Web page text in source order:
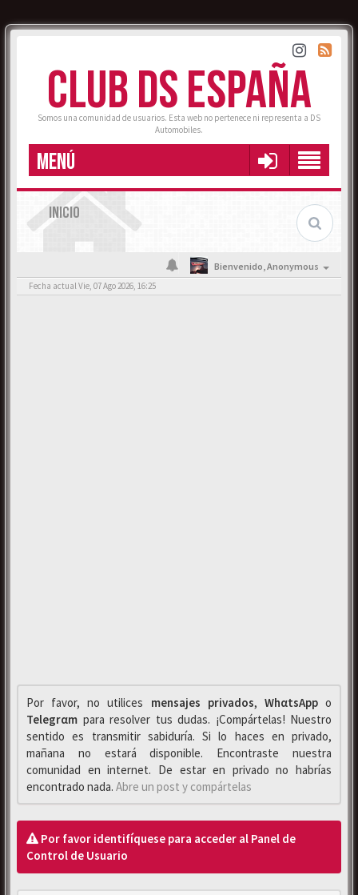
CLUB DS ESPAÑA
Somos una comunidad de usuarios. Esta web no pertenece ni representa a DS
Automobiles.
MENÚ
INICIO
Bienvenido,Anonymous
Fecha actual Vie, 07 Ago 2026, 16:25
Por favor, no utilices mensajes privados, WhαtsAppo
Telegrαm para resolver tus dudas. ¡Compártelas! Nuestro
sentido es transmitir sabiduría. Si lo haces en privado,
mañana no estará disponible. Encontraste nuestra
comunidad en internet. De estar en privado no habrías
encontrado nada. Abre un post y compártelas
Por favor identifíquese para acceder al Panel de
Control de Usuario